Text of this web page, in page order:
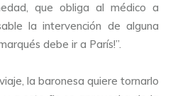
que obliga al médico a
la intervención de alguna
debe ir a París!”.
la baronesa quiere tornarlo